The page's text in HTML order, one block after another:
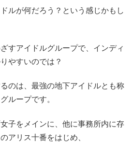
ルが何だろう？という感じかもし
すアイドルグループで、インディ
やすいのでは？
のは、最強の地下アイドルとも称
ループです。
子をメインに、他に事務所内に存
アリス十番をはじめ、